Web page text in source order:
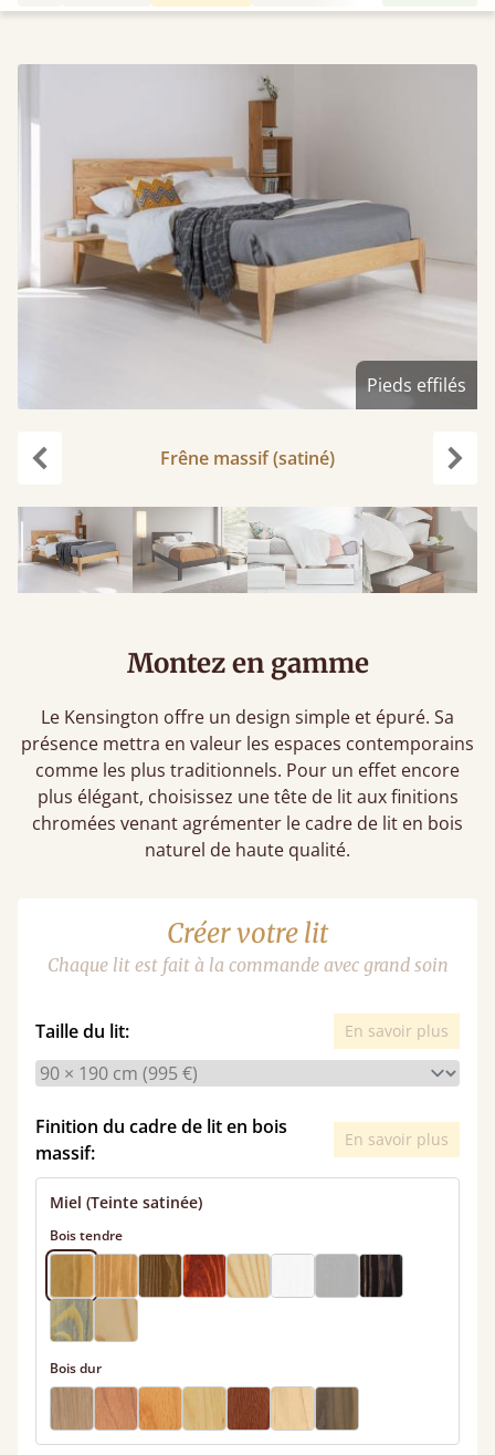
Pieds effilés
Frêne massif (satiné)
Montez en gamme
Le Kensington offre un design simple et épuré. Sa
présence mettra en valeur les espaces contemporains
comme les plus traditionnels. Pour un effet encore
plus élégant, choisissez une tête de lit aux finitions
chromées venant agrémenter le cadre de lit en bois
naturel de haute qualité.
Créer votre lit
Chaque lit est fait à la commande avec grand soin
Taille du lit: En savoir plus
Finition du cadre de lit en bois
massif:
En savoir plus
Miel (Teinte satinée)
Bois tendre
Bois dur